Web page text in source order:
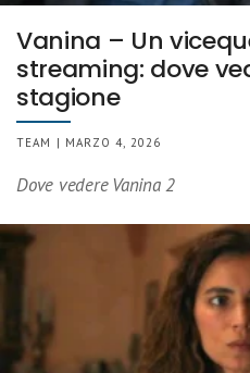
Vanina – Un
streaming: dove
stagione
TEAM | MARZO 4, 2026
Dove vedere Vanina 2